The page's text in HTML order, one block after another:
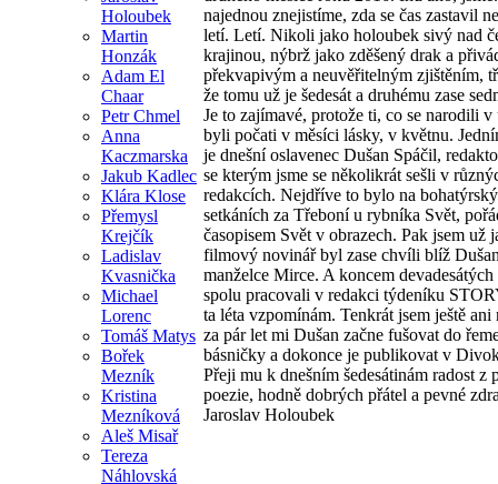
Holoubek
Martin
Honzák
Adam El
Chaar
Petr Chmel
Anna
Kaczmarska
Jakub Kadlec
Klára Klose
Přemysl
Krejčík
Ladislav
Kvasnička
Michael
Lorenc
Tomáš Matys
Bořek
Mezník
Kristina
Mezníková
Aleš Misař
Tereza
Náhlovská
najednou znejistíme, zda se čas zastavil
letí. Letí. Nikoli jako holoubek sivý nad
krajinou, nýbrž jako zděšený drak a
překvapivým a neuvěřitelným zjištěním,
že tomu už je šedesát a druhému zase
Je to zajímavé, protože ti, co se narodili v
byli počati v měsíci lásky, v květnu.
je dnešní oslavenec Dušan Spáčil,
se kterým jsme se několikrát sešli v
redakcích. Nejdříve to bylo na
setkáních za Třeboní u rybníka Svět,
časopisem Svět v obrazech. Pak jsem už
filmový novinář byl zase chvíli blíž
manželce Mirce. A koncem devadesátých
spolu pracovali v redakci týdeníku
ta léta vzpomínám. Tenkrát jsem ještě ani
za pár let mi Dušan začne fušovat do
básničky a dokonce je publikovat v
Přeji mu k dnešním šedesátinám radost z
poezie, hodně dobrých přátel a pevné
Jaroslav Holoubek